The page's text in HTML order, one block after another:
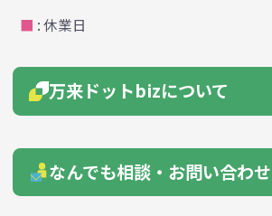
■ : 休業日
万来ドットbizについて
会社概要 はじ
よくあるご質問
なんでも相談・お問い合わせ